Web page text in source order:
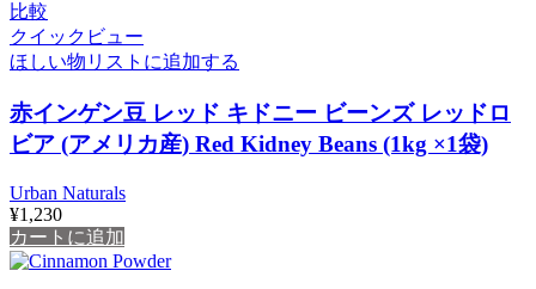
比較
クイックビュー
ほしい物リストに追加する
赤インゲン豆 レッド キドニー ビーンズ レッドロ
ビア (アメリカ産) Red Kidney Beans (1kg ×1袋)
Urban Naturals
¥1,230
カートに追加